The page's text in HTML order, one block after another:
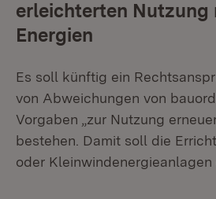
erleichterten Nutzung
Energien
Es soll künftig ein
von Abweichungen von
Vorgaben „zur Nutzung
bestehen. Damit soll die
oder Kleinwindenergieanlagen